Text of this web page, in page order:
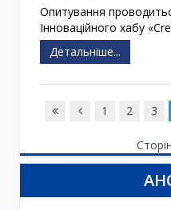
Опитування
Інноваційного хабу
Детальніше...
1 2 3